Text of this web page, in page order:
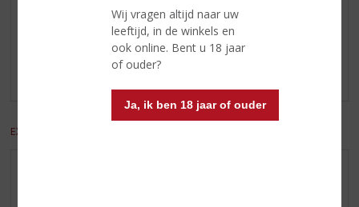
Wij vragen altijd naar uw
leeftijd, in de winkels en
ook online. Bent u 18 jaar
of ouder?
Ja, ik ben 18 jaar of ouder
Reviews
Schrijf een review
EXCL. BTW